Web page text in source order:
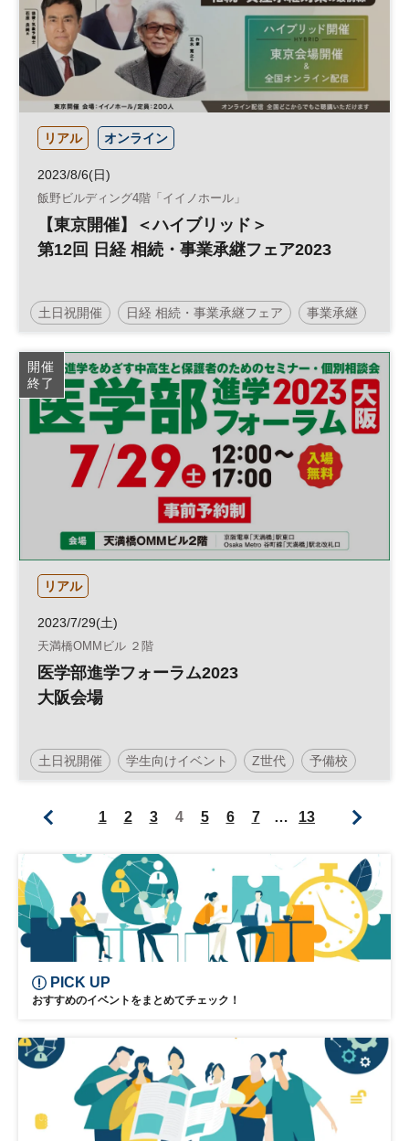
リアル オンライン
2023/8/6(日)
飯野ビルディング4階「イイノホール」
【東京開催】＜ハイブリッド＞
第12回 日経 相続・事業承継フェア2023
土日祝開催 日経 相続・事業承継フェア 事業承継
不動産 終活 相続対策 相続 資産承継
人生100年時代 参加無料
開催
終了
リアル
2023/7/29(土)
天満橋OMMビル ２階
医学部進学フォーラム2023
大阪会場
土日祝開催 学生向けイベント Z世代 予備校
1 2 3 4 5 6 7 … 13
PICK UP
おすすめのイベントをまとめてチェック！